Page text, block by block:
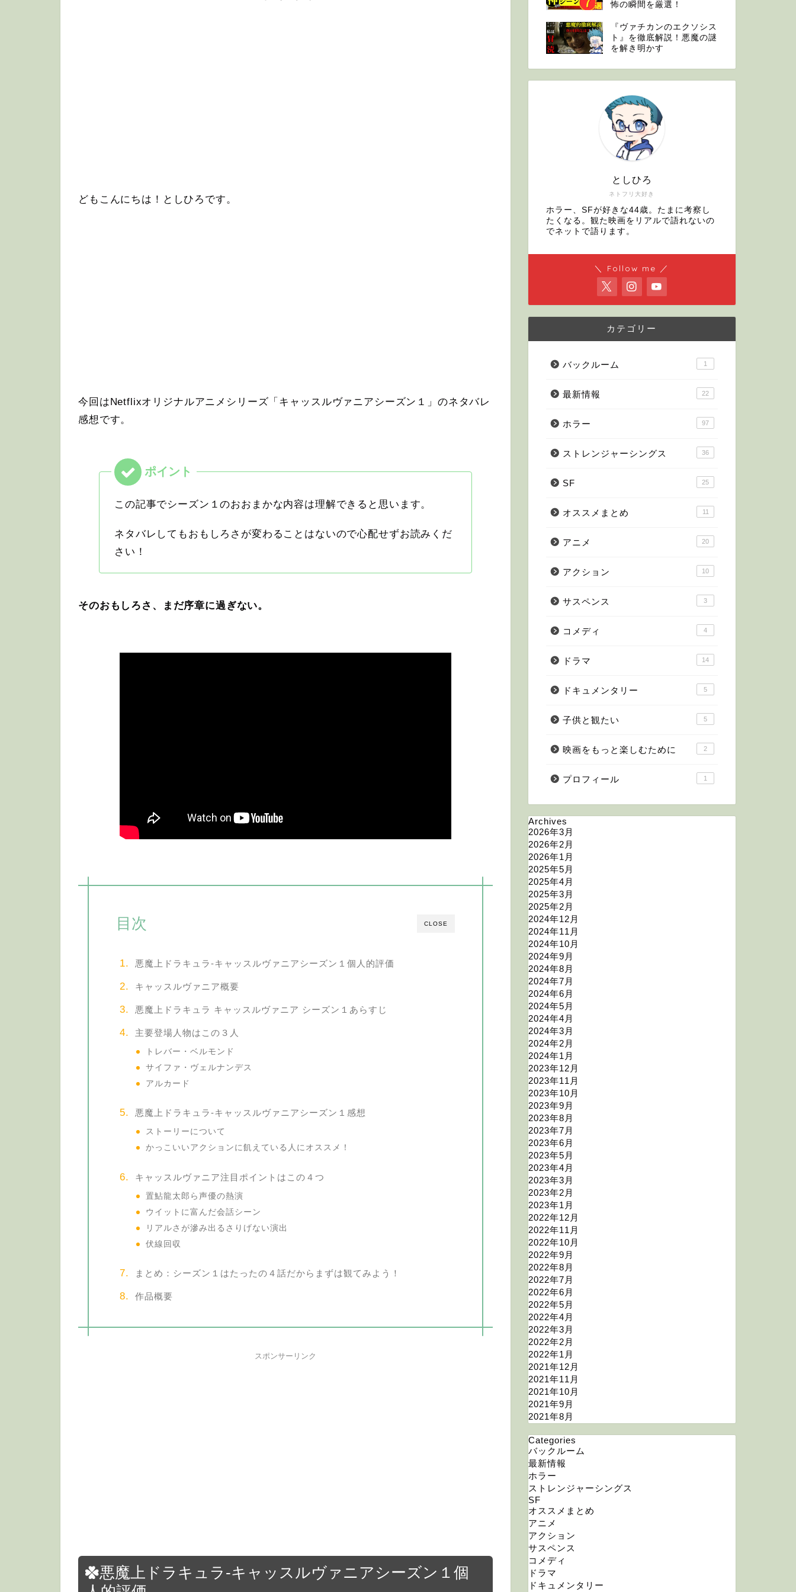
どもこんにちは！としひろです。
今回はNetflixオリジナルアニメシリーズ「キャッスルヴァニアシーズン１」のネタバレ
感想です。
この記事でシーズン１のおおまかな内容は理解できると思います。
ネタバレしてもおもしろさが変わることはないので心配せずお読みくだ
さい！
そのおもしろさ、まだ序章に過ぎない。
CLOSE
目次
悪魔上ドラキュラ-キャッスルヴァニアシーズン１個人的評価
キャッスルヴァニア概要
悪魔上ドラキュラ キャッスルヴァニア シーズン１あらすじ
主要登場人物はこの３人
トレバー・ベルモンド
サイファ・ヴェルナンデス
アルカード
悪魔上ドラキュラ-キャッスルヴァニアシーズン１感想
ストーリーについて
かっこいいアクションに飢えている人にオススメ！
キャッスルヴァニア注目ポイントはこの４つ
置鮎龍太郎ら声優の熱演
ウイットに富んだ会話シーン
リアルさが滲み出るさりげない演出
伏線回収
まとめ：シーズン１はたったの４話だからまずは観てみよう！
作品概要
スポンサーリンク
悪魔上ドラキュラ-キャッスルヴァニアシーズン１個
怖の瞬間を厳選！
『ヴァチカンのエクソシス
ト』を徹底解説！悪魔の謎
を解き明かす
ネトフリ大好き
としひろ
ホラー、SFが好きな44歳。たまに考察し
たくなる。観た映画をリアルで語れないの
でネットで語ります。
＼ Follow me ／
カテゴリー
バックルーム 1
最新情報 22
ホラー 97
ストレンジャーシングス 36
SF 25
オススメまとめ 11
アニメ 20
アクション 10
サスペンス 3
コメディ 4
ドラマ 14
ドキュメンタリー 5
子供と観たい 5
映画をもっと楽しむために 2
プロフィール 1
Archives
2026年3月
2026年2月
2026年1月
2025年5月
2025年4月
2025年3月
2025年2月
2024年12月
2024年11月
2024年10月
2024年9月
2024年8月
2024年7月
2024年6月
2024年5月
2024年4月
2024年3月
2024年2月
2024年1月
2023年12月
2023年11月
2023年10月
2023年9月
2023年8月
2023年7月
2023年6月
2023年5月
2023年4月
2023年3月
2023年2月
2023年1月
2022年12月
2022年11月
2022年10月
2022年9月
2022年8月
2022年7月
2022年6月
2022年5月
2022年4月
2022年3月
2022年2月
2022年1月
2021年12月
2021年11月
2021年10月
2021年9月
2021年8月
Categories
バックルーム
最新情報
ホラー
ストレンジャーシングス
SF
オススメまとめ
アニメ
アクション
サスペンス
コメディ
ドラマ
ドキュメンタリー